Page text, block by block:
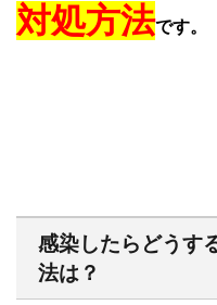
対処方法です。
感染したらどう
法は？